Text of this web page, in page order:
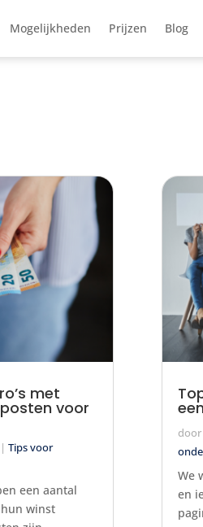
Mogelijkheden Prijzen Blog
met
voor
Tips voor
een aantal
winst
door
We
en